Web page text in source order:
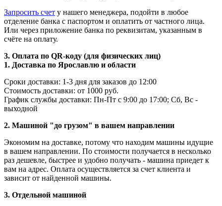
Запросить счет у нашего менеджера, подойти в любое
отделение банка с паспортом и оплатить от частного лица.
Или через приложение банка по реквизитам, указанным в
счёте на оплату.
3. Оплата по QR-коду (для физических лиц)
1. Доставка по Ярославлю и области
Сроки доставки: 1-3 дня для заказов до 12:00
Стоимость доставки: от 1000 руб.
График службы доставки: Пн-Пт с 9:00 до 17:00; Сб, Вс -
выходной
2. Машиной "до грузом" в вашем направлении
Экономим на доставке, потому что находим машины идущие
в вашем направлении. По стоимости получается в несколько
раз дешевле, быстрее и удобно получать - машина приедет к
вам на адрес. Оплата осуществляется за счет клиента и
зависит от найденной машины.
3. Отдельной машиной